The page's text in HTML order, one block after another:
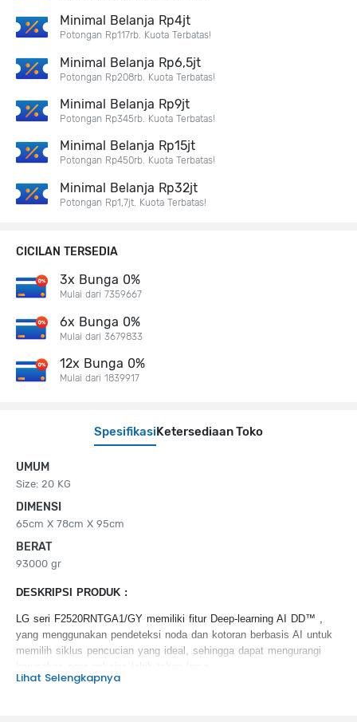
SpesifikasiKetersediaan Toko
UMUM
Size: 20 KG
DIMENSI
65cm X 78cm X 95cm
BERAT
93000 gr
DESKRIPSI PRODUK :
LG seri F2520RNTGA1/GY memiliki fitur Deep-learning AI DD™ ,
yang menggunakan pendeteksi noda dan kotoran berbasis AI untuk
memilih siklus pencucian yang ideal, sehingga dapat mengurangi
kerusakan agar pakaian lebih tahan lama
Lihat Selengkapnya
Minimal Belanja Rp4jt
Potongan Rp117rb. Kuota Terbatas!
Minimal Belanja Rp6,5jt
Potongan Rp208rb. Kuota Terbatas!
Minimal Belanja Rp9jt
Potongan Rp345rb. Kuota Terbatas!
Minimal Belanja Rp15jt
Potongan Rp450rb. Kuota Terbatas!
Minimal Belanja Rp32jt
Potongan Rp1,7jt. Kuota Terbatas!
CICILAN TERSEDIA
3x Bunga 0%
Mulai dari 7359667
6x Bunga 0%
Mulai dari 3679833
12x Bunga 0%
Mulai dari 1839917